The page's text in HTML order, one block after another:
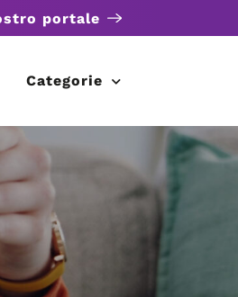
portale
Categorie